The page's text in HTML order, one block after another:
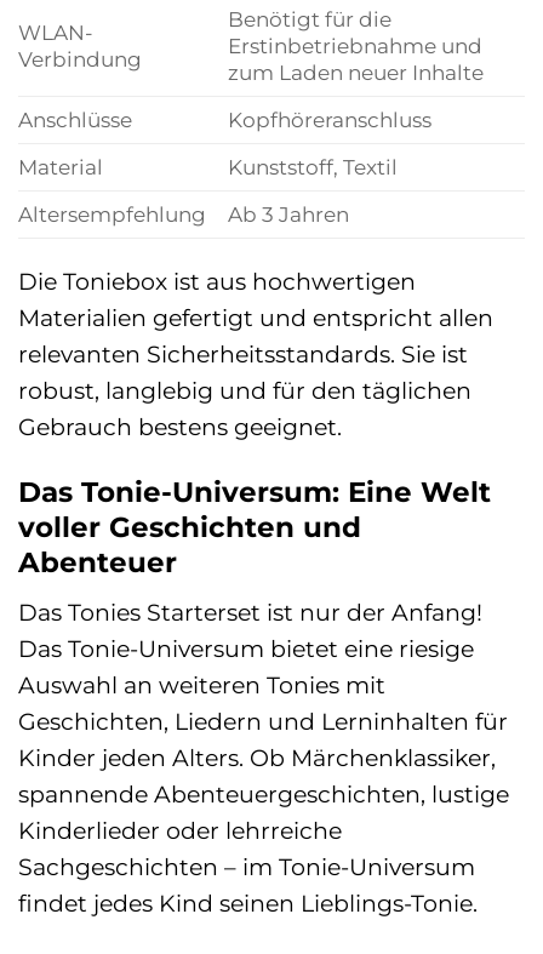
WLAN-
Verbindung
Benötigt für die
Erstinbetriebnahme und
zum Laden neuer Inhalte
Anschlüsse
Kopfhöreranschluss
Material
Kunststoff, Textil
Altersempfehlung
Ab 3 Jahren
Die Toniebox ist aus hochwertigen
Materialien gefertigt und entspricht allen
relevanten Sicherheitsstandards. Sie ist
robust, langlebig und für den täglichen
Gebrauch bestens geeignet.
Das Tonie-Universum: Eine Welt
voller Geschichten und
Abenteuer
Das Tonies Starterset ist nur der Anfang!
Das Tonie-Universum bietet eine riesige
Auswahl an weiteren Tonies mit
Geschichten, Liedern und Lerninhalten für
Kinder jeden Alters. Ob Märchenklassiker,
spannende Abenteuergeschichten, lustige
Kinderlieder oder lehrreiche
Sachgeschichten – im Tonie-Universum
findet jedes Kind seinen Lieblings-Tonie.